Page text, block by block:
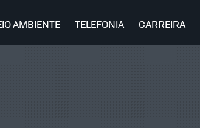
AMBIENTE TELEFONIA CARREIRA